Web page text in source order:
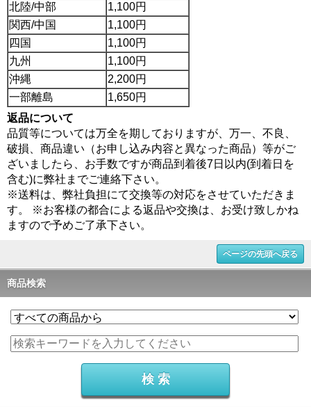
北陸/中部
1,100円
関西/中国
1,100円
四国
1,100円
九州
1,100円
沖縄
2,200円
一部離島
1,650円
返品について
品質等については万全を期しておりますが、万一、不良、
破損、商品違い（お申し込み内容と異なった商品）等がご
ざいましたら、お手数ですが商品到着後7日以内(到着日を
含む)に弊社までご連絡下さい。
※送料は、弊社負担にて交換等の対応をさせていただきま
す。 ※お客様の都合による返品や交換は、お受け致しかね
ますので予めご了承下さい。
ページの先頭へ戻る
商品検索